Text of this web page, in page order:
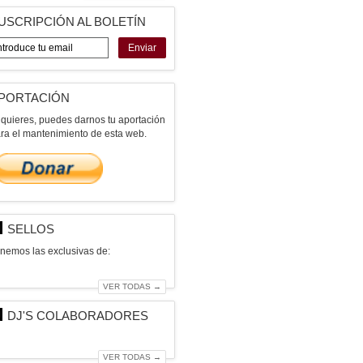
AL BOLETÍN
Enviar
puedes darnos tu aportación
el mantenimiento de esta web.
SELLOS
las exclusivas de:
VER TODAS →
DJ'S COLABORADORES
VER TODAS →